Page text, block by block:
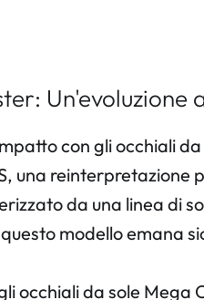
Un'evoluzione
con gli occhiali da
una reinterpretazione
da una linea di
modello emana
occhiali da sole Mega